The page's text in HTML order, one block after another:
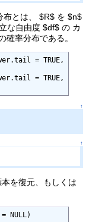
布とは、 $R$ を $n$
な自由度 $df$ の カ
確率分布である。
= TRUE,
= TRUE,
↑
↑
を復元、もしくは
NULL)